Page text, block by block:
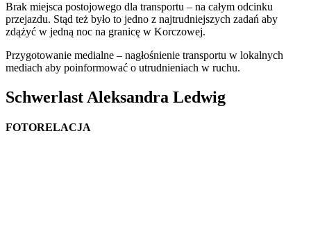
Brak miejsca postojowego dla transportu – na całym odcinku
przejazdu. Stąd też było to jedno z najtrudniejszych zadań aby
zdążyć w jedną noc na granicę w Korczowej.
Przygotowanie medialne – nagłośnienie transportu w lokalnych
mediach aby poinformować o utrudnieniach w ruchu.
Schwerlast Aleksandra Ledwig
FOTORELACJA